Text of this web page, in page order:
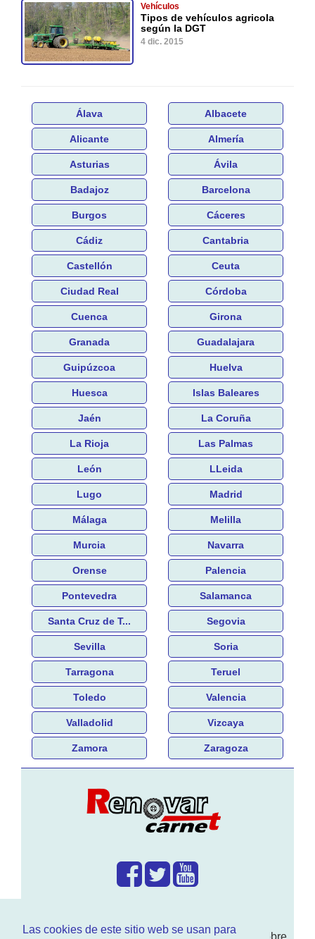
Las cookies de este sitio web se usan para
Vehículos
Tipos de vehículos agricola
según la DGT
4 dic. 2015
Álava Albacete
Alicante Almería
Asturias Ávila
Badajoz Barcelona
Burgos Cáceres
Cádiz Cantabria
Castellón Ceuta
Ciudad Real Córdoba
Cuenca Girona
Granada Guadalajara
Guipúzcoa Huelva
Huesca Islas Baleares
Jaén La Coruña
La Rioja Las Palmas
León LLeida
Lugo Madrid
Málaga Melilla
Murcia Navarra
Orense Palencia
Pontevedra Salamanca
Santa Cruz de T... Segovia
Sevilla Soria
Tarragona Teruel
Toledo Valencia
Valladolid Vizcaya
Zamora Zaragoza
Enwww.RenovarCarnet.comTe contamos sobre